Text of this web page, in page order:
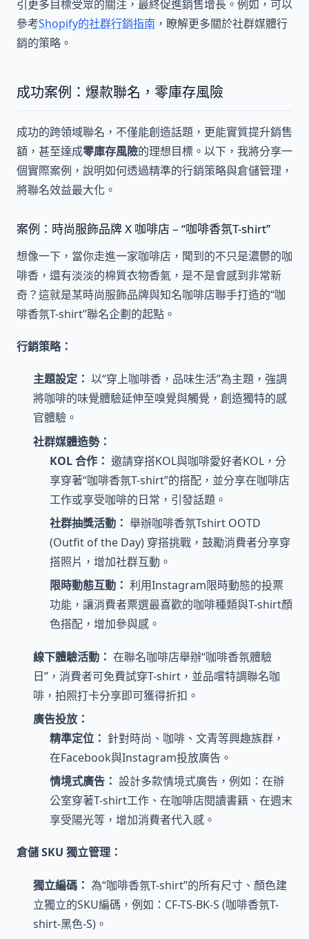
引更多目標受眾的關注，最終促進銷售增長。例如，可以
參考Shopify的社群行銷指南 ，瞭解更多關於社群媒體行
銷的策略。
成功案例：爆款聯名，零庫存風險
成功的跨領域聯名，不僅能創造話題，更能實質提升銷售
額，甚至達成零庫存風險的理想目標。以下，我將分享一
個實際案例，說明如何透過精準的行銷策略與倉儲管理，
將聯名效益最大化。
案例：時尚服飾品牌 X 咖啡店 – “咖啡香氛T-shirt”
想像一下，當你走進一家咖啡店，聞到的不只是濃鬱的咖
啡香，還有淡淡的棉質衣物香氣，是不是會感到非常新
奇？這就是某時尚服飾品牌與知名咖啡店聯手打造的“咖
啡香氛T-shirt”聯名企劃的起點。
行銷策略：
主題設定： 以“穿上咖啡香，品味生活”為主題，強調
將咖啡的味覺體驗延伸至嗅覺與觸覺，創造獨特的感
官體驗。
社群媒體造勢：
KOL 合作： 邀請穿搭KOL與咖啡愛好者KOL，分
享穿著“咖啡香氛T-shirt”的搭配，並分享在咖啡店
工作或享受咖啡的日常，引發話題。
社群抽獎活動： 舉辦咖啡香氛Tshirt OOTD
(Outfit of the Day) 穿搭挑戰，鼓勵消費者分享穿
搭照片，增加社群互動。
限時動態互動： 利用Instagram限時動態的投票
功能，讓消費者票選最喜歡的咖啡種類與T-shirt顏
色搭配，增加參與感。
線下體驗活動： 在聯名咖啡店舉辦“咖啡香氛體驗
日”，消費者可免費試穿T-shirt，並品嚐特調聯名咖
啡，拍照打卡分享即可獲得折扣。
廣告投放：
精準定位： 針對時尚、咖啡、文青等興趣族群，
在Facebook與Instagram投放廣告。
情境式廣告： 設計多款情境式廣告，例如：在辦
公室穿著T-shirt工作、在咖啡店閱讀書籍、在週末
享受陽光等，增加消費者代入感。
倉儲 SKU 獨立管理：
獨立編碼： 為“咖啡香氛T-shirt”的所有尺寸、顏色建
立獨立的SKU編碼，例如：CF-TS-BK-S (咖啡香氛T-
shirt-黑色-S)。